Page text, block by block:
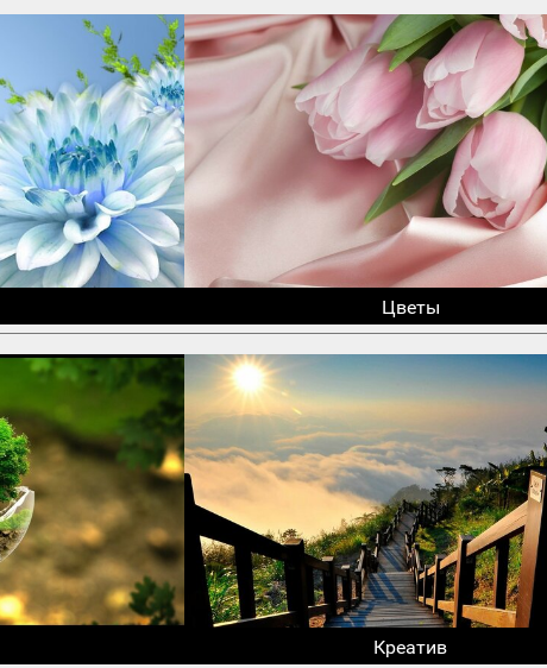
Цветы
Креатив